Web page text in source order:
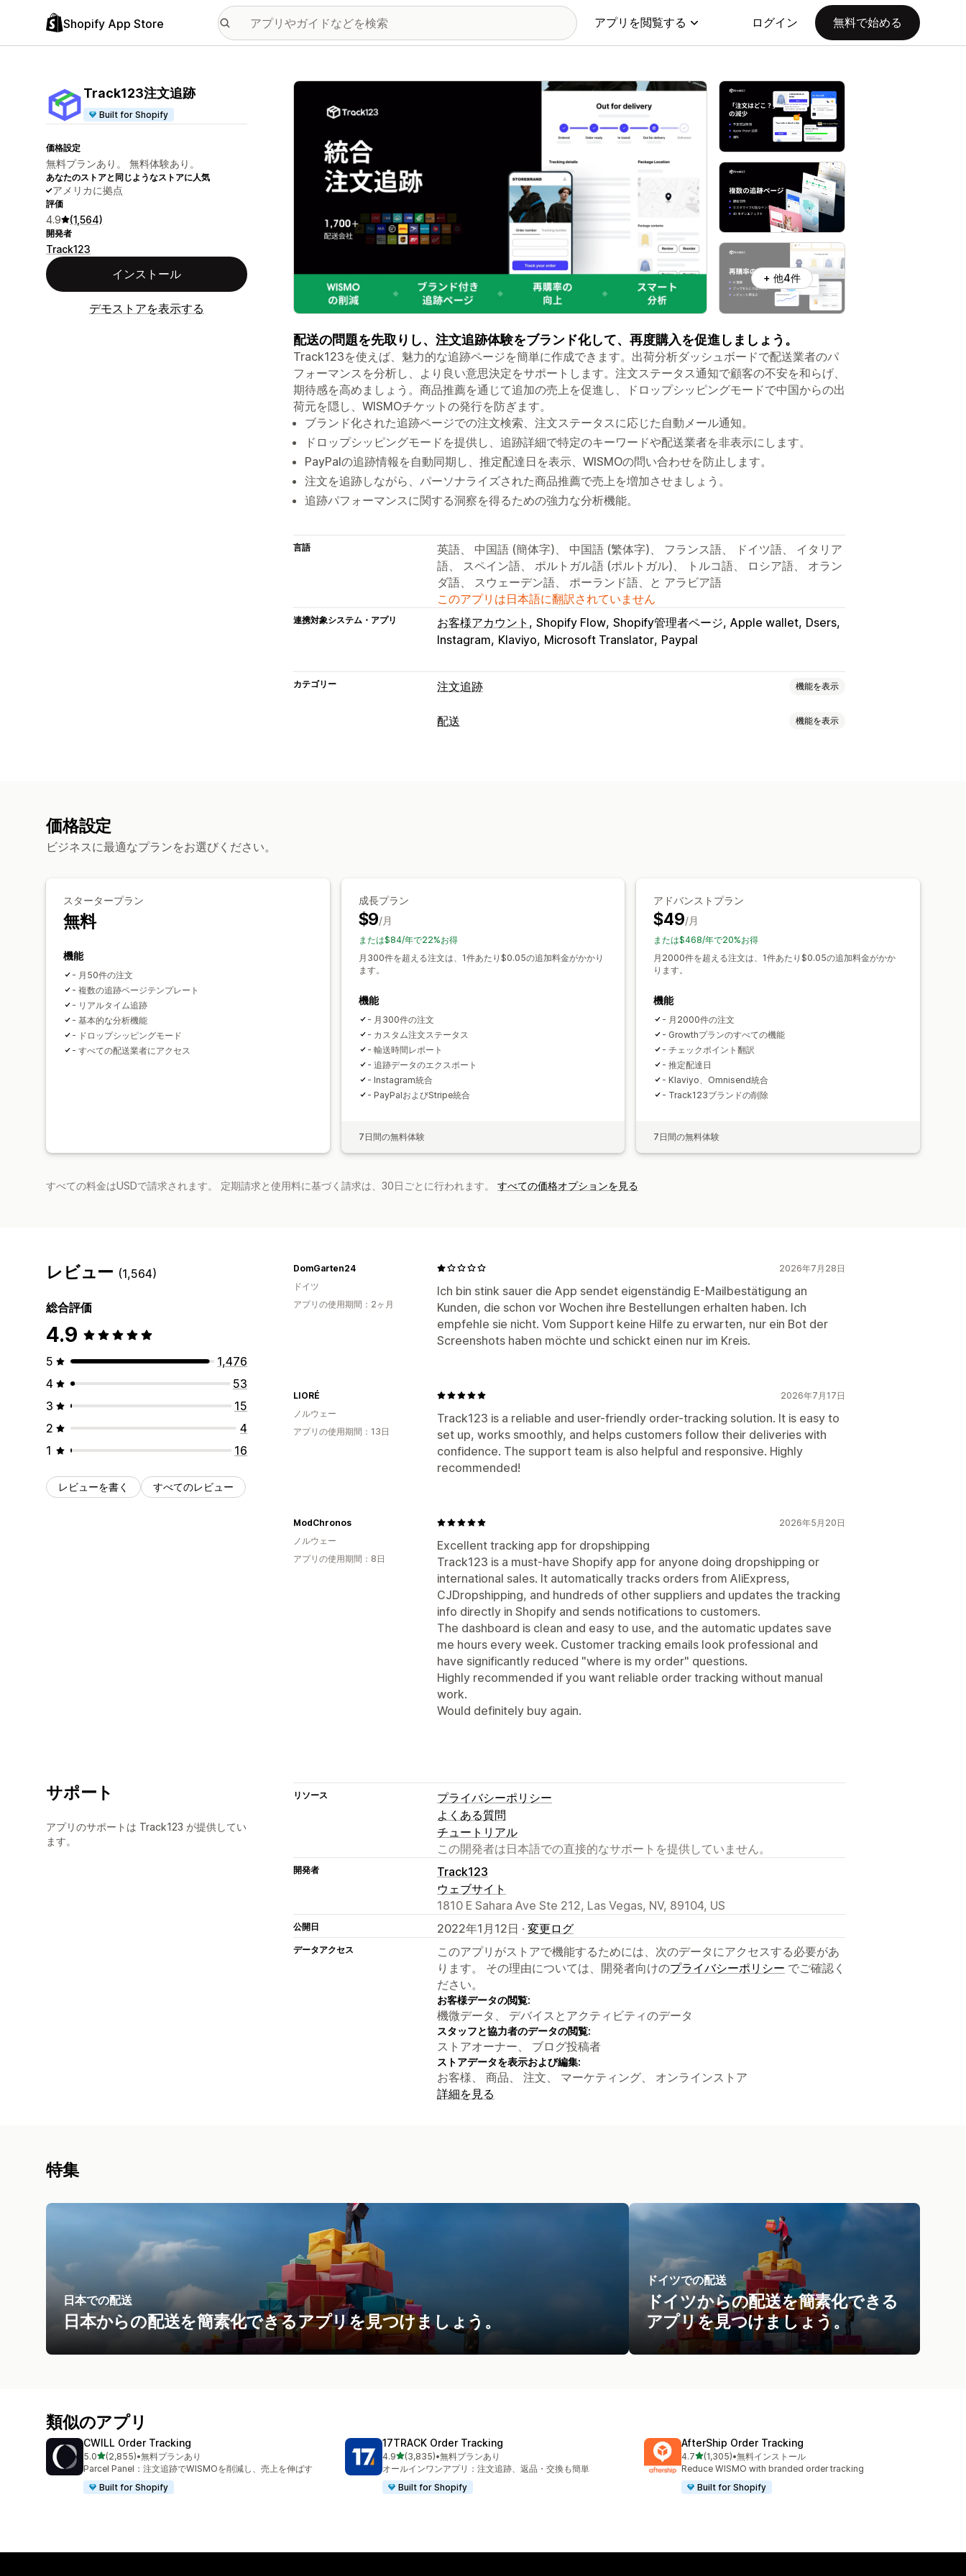
Shopify App Store アプリを閲覧する ログイン 無料で始める
Track123注文追跡
Built for Shopify
価格設定
無料プランあり。 無料体験あり。
あなたのストアと同じようなストアに人気
アメリカに拠点
評価
4.9 (1,564)
開発者
Track123
インストール
デモストアを表示する
特集の画像ギャラリー
+ 他4件
配送の問題を先取りし、注文追跡体験をブランド化して、再度購入を促進しましょう。
Track123を使えば、魅力的な追跡ページを簡単に作成できます。出荷分析ダッシュボードで配送業者のパ
フォーマンスを分析し、より良い意思決定をサポートします。注文ステータス通知で顧客の不安を和らげ、
期待感を高めましょう。商品推薦を通じて追加の売上を促進し、ドロップシッピングモードで中国からの出
荷元を隠し、WISMOチケットの発行を防ぎます。
ブランド化された追跡ページでの注文検索、注文ステータスに応じた自動メール通知。
ドロップシッピングモードを提供し、追跡詳細で特定のキーワードや配送業者を非表示にします。
PayPalの追跡情報を自動同期し、推定配達日を表示、WISMOの問い合わせを防止します。
注文を追跡しながら、パーソナライズされた商品推薦で売上を増加させましょう。
追跡パフォーマンスに関する洞察を得るための強力な分析機能。
言語
英語、 中国語 (簡体字)、 中国語 (繁体字)、 フランス語、 ドイツ語、 イタリア
語、 スペイン語、 ポルトガル語 (ポルトガル)、 トルコ語、 ロシア語、 オラン
ダ語、 スウェーデン語、 ポーランド語、と アラビア語
このアプリは日本語に翻訳されていません
連携対象システム・アプリ お客様アカウント Shopify Flow Shopify管理者ページ Apple wallet Dsers
Instagram Klaviyo Microsoft Translator Paypal
カテゴリー 注文追跡 機能を表示
追跡
配送 機能を表示
価格設定
ビジネスに最適なプランをお選びください。
スタータープラン
無料
機能
- 月50件の注文
- 複数の追跡ページテンプレート
- リアルタイム追跡
- 基本的な分析機能
- ドロップシッピングモード
- すべての配送業者にアクセス
成長プラン
$9/月
または$84/年で22%お得
月300件を超える注文は、1件あたり$0.05の追加料金がかかり
ます。
機能
- 月300件の注文
- カスタム注文ステータス
- 輸送時間レポート
- 追跡データのエクスポート
- Instagram統合
- PayPalおよびStripe統合
7日間の無料体験
アドバンストプラン
$49/月
または$468/年で20%お得
月2000件を超える注文は、1件あたり$0.05の追加料金がかか
ります。
機能
- 月2000件の注文
- Growthプランのすべての機能
- チェックポイント翻訳
- 推定配達日
- Klaviyo、Omnisend統合
- Track123ブランドの削除
7日間の無料体験
すべての料金はUSDで請求されます。 定期請求と使用料に基づく請求は、30日ごとに行われます。 すべての価格オプションを見る
レビュー (1,564)
総合評価
4.9
5
1,476
4
53
3
15
2
4
1
16
レビューを書く すべてのレビュー
2026年7月28日
Ich bin stink sauer die App sendet eigenständig E-Mailbestätigung an
Kunden, die schon vor Wochen ihre Bestellungen erhalten haben. Ich
empfehle sie nicht. Vom Support keine Hilfe zu erwarten, nur ein Bot der
Screenshots haben möchte und schickt einen nur im Kreis.
DomGarten24
ドイツ
アプリの使用期間：2ヶ月
2026年7月17日
Track123 is a reliable and user-friendly order-tracking solution. It is easy to
set up, works smoothly, and helps customers follow their deliveries with
confidence. The support team is also helpful and responsive. Highly
recommended!
LIORÉ
ノルウェー
アプリの使用期間：13日
2026年5月20日
Excellent tracking app for dropshipping
Track123 is a must-have Shopify app for anyone doing dropshipping or
international sales. It automatically tracks orders from AliExpress,
CJDropshipping, and hundreds of other suppliers and updates the tracking
info directly in Shopify and sends notifications to customers.
The dashboard is clean and easy to use, and the automatic updates save
me hours every week. Customer tracking emails look professional and
have significantly reduced "where is my order" questions.
Highly recommended if you want reliable order tracking without manual
work.
Would definitely buy again.
ModChronos
ノルウェー
アプリの使用期間：8日
サポート
アプリのサポートは Track123 が提供してい
ます。
リソース
プライバシーポリシー
よくある質問
チュートリアル
この開発者は日本語での直接的なサポートを提供していません。
開発者
Track123
ウェブサイト
1810 E Sahara Ave Ste 212, Las Vegas, NV, 89104, US
公開日 2022年1月12日 · 変更ログ
データアクセス
このアプリがストアで機能するためには、次のデータにアクセスする必要があ
ります。 その理由については、開発者向けのプライバシーポリシー でご確認く
ださい。
お客様データの閲覧:
機微データ、 デバイスとアクティビティのデータ
スタッフと協力者のデータの閲覧:
ストアオーナー、 ブログ投稿者
ストアデータを表示および編集:
お客様、 商品、 注文、 マーケティング、 オンラインストア
詳細を見る
特集
日本での配送
日本からの配送を簡素化できるアプリを見つけましょう。
ドイツでの配送
ドイツからの配送を簡素化できる
アプリを見つけましょう。
類似のアプリ
CWILL Order Tracking
5.05つ星中
(2,855)
合計レビュー数：2855件
•無料プランあり
Parcel Panel：注文追跡でWISMOを削減し、売上を伸ばす
Built for Shopify
17TRACK Order Tracking
4.95つ星中
(3,835)
合計レビュー数：3835件
•無料プランあり
オールインワンアプリ：注文追跡、返品・交換も簡単
Built for Shopify
AfterShip Order Tracking
4.75つ星中
(1,305)
合計レビュー数：1305件
•無料インストール
Reduce WISMO with branded order tracking
Built for Shopify